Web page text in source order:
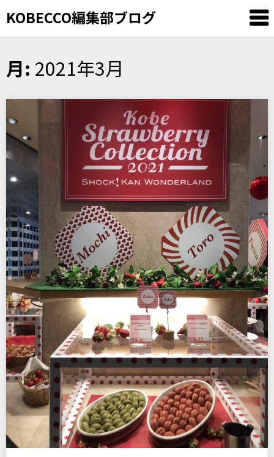
KOBECCO編集部ブログ
Skip
to
月: 2021年3月